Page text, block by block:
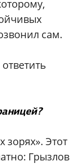
сам.
зорях». Этот
Грызлов